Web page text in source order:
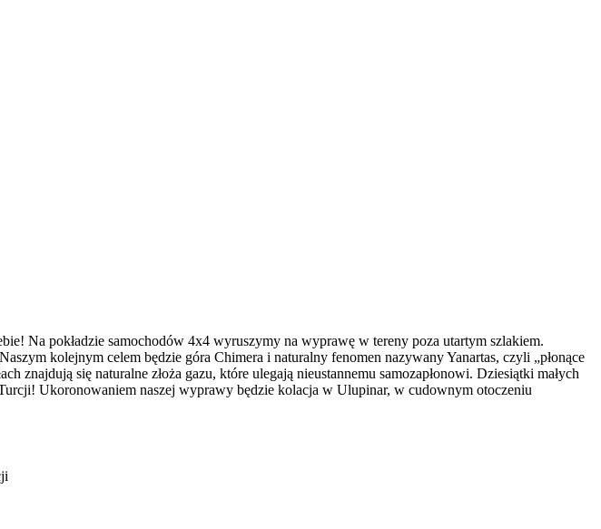
Na pokładzie samochodów 4x4 wyruszymy na wyprawę w tereny poza utartym szlakiem.
kolejnym celem będzie góra Chimera i naturalny fenomen nazywany Yanartas, czyli „płonące
się naturalne złoża gazu, które ulegają nieustannemu samozapłonowi. Dziesiątki małych
Ukoronowaniem naszej wyprawy będzie kolacja w Ulupinar, w cudownym otoczeniu